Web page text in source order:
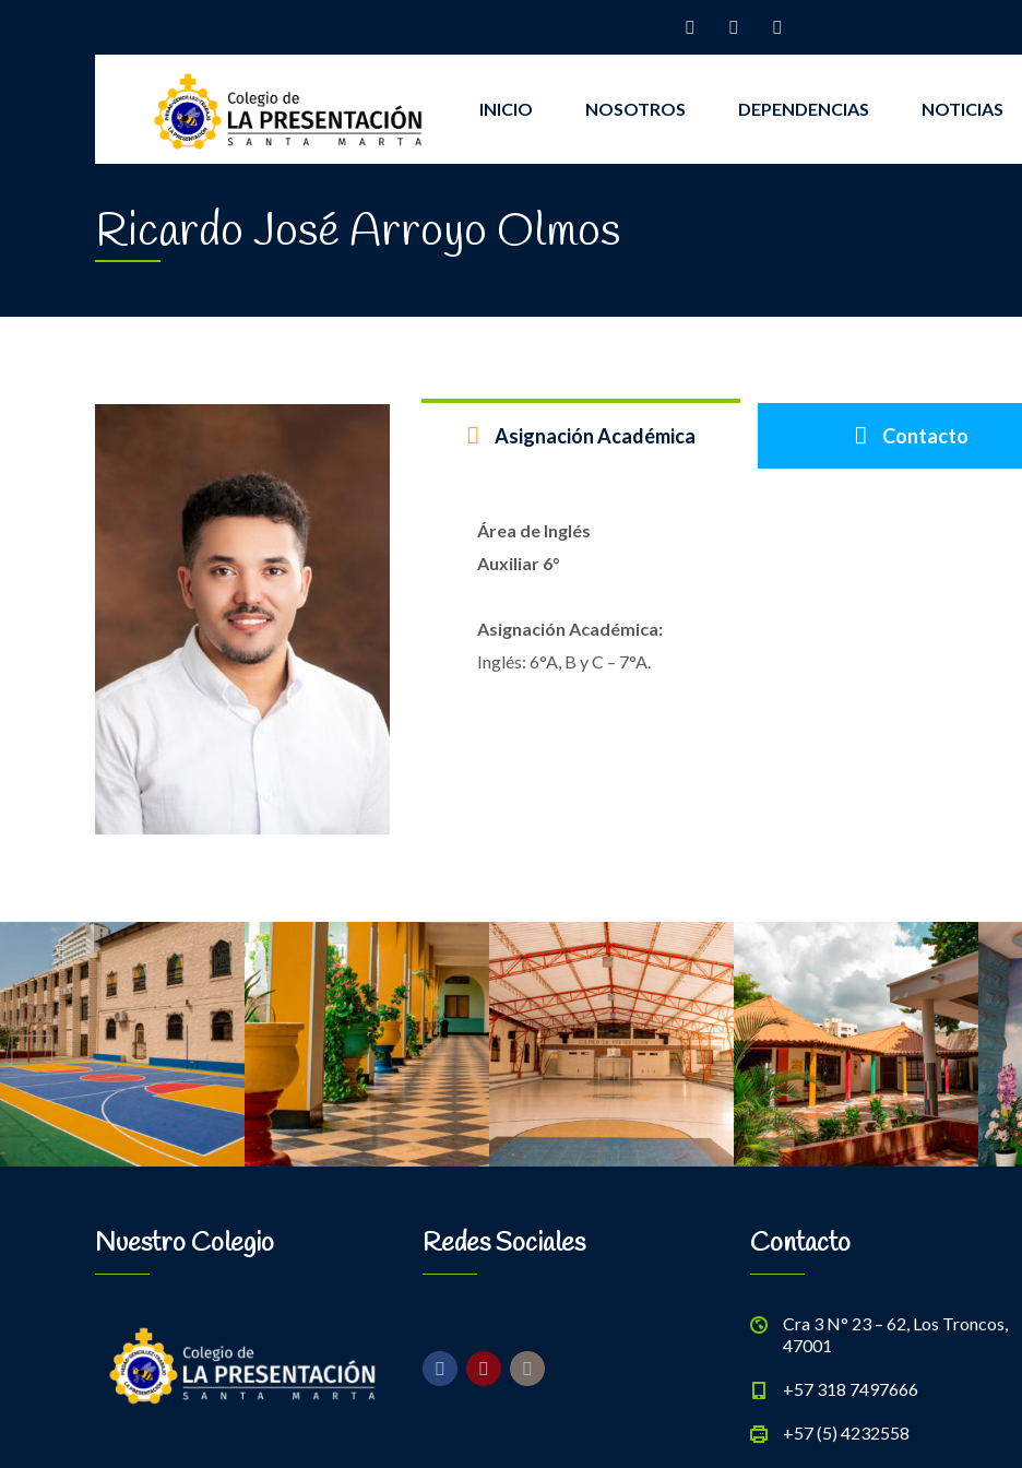
INICIO NOSOTROS DEPENDENCIAS NOTICIAS
Ricardo José Arroyo Olmos
Asignación Académica Contacto
Área de Inglés
Auxiliar 6°
Asignación Académica:
Inglés: 6°A, B y C – 7°A.
Nuestro Colegio Redes Sociales Contacto
Cra 3 N° 23 – 62, Los Troncos,
47001
+57 318 7497666
+57 (5) 4232558